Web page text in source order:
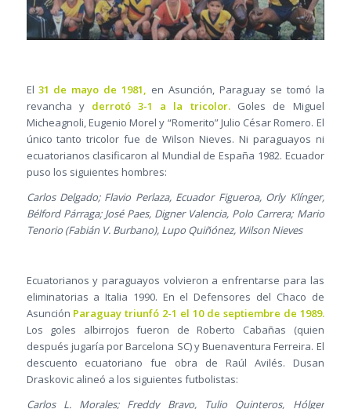
El 31 de mayo de 1981, en Asunción, Paraguay se tomó la
revancha y derrotó 3-1 a la tricolor.Goles de Miguel
Micheagnoli, Eugenio Morel y “Romerito” Julio César Romero. El
único tanto tricolor fue de Wilson Nieves. Ni paraguayos ni
ecuatorianos clasificaron al Mundial de España 1982. Ecuador
puso los siguientes hombres:
Carlos Delgado; Flavio Perlaza, Ecuador Figueroa, Orly Klínger,
Bélford Párraga; José Paes, Digner Valencia, Polo Carrera; Mario
Tenorio (Fabián V. Burbano), Lupo Quiñónez, Wilson Nieves
Ecuatorianos y paraguayos volvieron a enfrentarse para las
eliminatorias a Italia 1990. En el Defensores del Chaco de
Asunción Paraguay triunfó 2-1 el 10 de septiembre de 1989.
Los goles albirrojos fueron de Roberto Cabañas (quien
después jugaría por Barcelona SC) y Buenaventura Ferreira. El
descuento ecuatoriano fue obra de Raúl Avilés. Dusan
Draskovic alineó a los siguientes futbolistas:
Carlos L. Morales; Freddy Bravo, Tulio Quinteros, Hólger